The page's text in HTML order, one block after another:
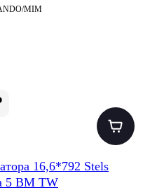
MIM
16,6*792 Stels
5 BM TW